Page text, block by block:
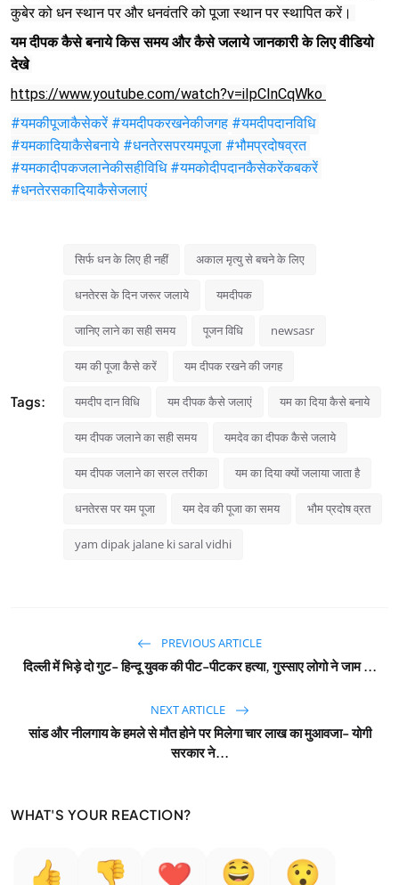
कुबेर को धन स्थान पर और धनवंतरि को पूजा स्थान पर स्थापित करें।
यम दीपक कैसे बनाये किस समय और कैसे जलाये जानकारी के लिए वीडियो
देखे
https://www.youtube.com/watch?v=iIpCInCqWko
#यमकीपूजाकैसेकरें #यमदीपकरखनेकीजगह #यमदीपदानविधि
#यमकादियाकैसेबनाये #धनतेरसपरयमपूजा #भौमप्रदोषव्रत
#यमकादीपकजलानेकीसहीविधि #यमकोदीपदानकैसेकरेंकबकरें
#धनतेरसकादियाकैसेजलाएं
Tags:
सिर्फ धन के लिए ही नहीं अकाल मृत्यु से बचने के लिए
धनतेरस के दिन जरूर जलाये यमदीपक
जानिए लाने का सही समय पूजन विधि newsasr
यम की पूजा कैसे करें यम दीपक रखने की जगह
यमदीप दान विधि यम दीपक कैसे जलाएं यम का दिया कैसे बनाये
यम दीपक जलाने का सही समय यमदेव का दीपक कैसे जलाये
यम दीपक जलाने का सरल तरीका यम का दिया क्यों जलाया जाता है
धनतेरस पर यम पूजा यम देव की पूजा का समय भौम प्रदोष व्रत
yam dipak jalane ki saral vidhi
PREVIOUS ARTICLE
दिल्ली में भिड़े दो गुट- हिन्दू युवक की पीट-पीटकर हत्या, गुस्साए लोगो ने जाम ...
NEXT ARTICLE
सांड और नीलगाय के हमले से मौत होने पर मिलेगा चार लाख का मुआवजा- योगी
सरकार ने...
WHAT'S YOUR REACTION?